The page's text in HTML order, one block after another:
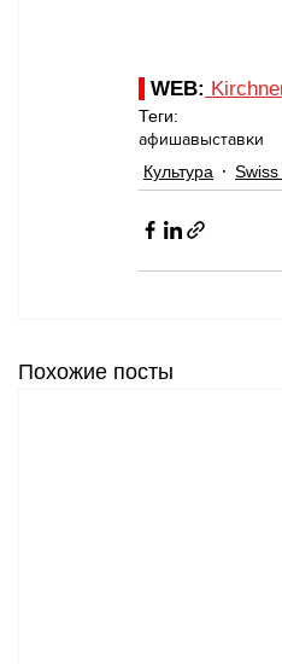
WEB:
Теги:
афишавыставки
Культура
Похожие посты